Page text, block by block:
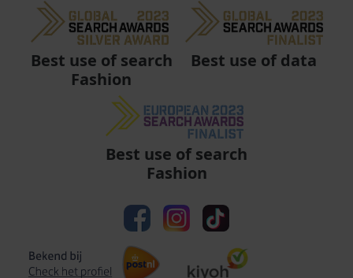
Best use of search
Fashion
Best use of data
Best use of search
Fashion